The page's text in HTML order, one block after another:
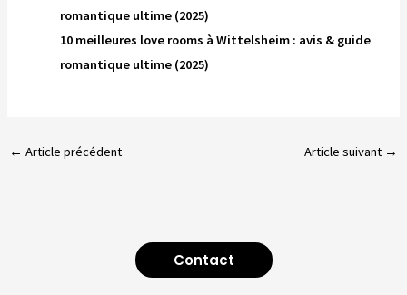
romantique ultime (2025)
10 meilleures love rooms à Wittelsheim : avis & guide
romantique ultime (2025)
← Article précédent Article suivant →
Contact